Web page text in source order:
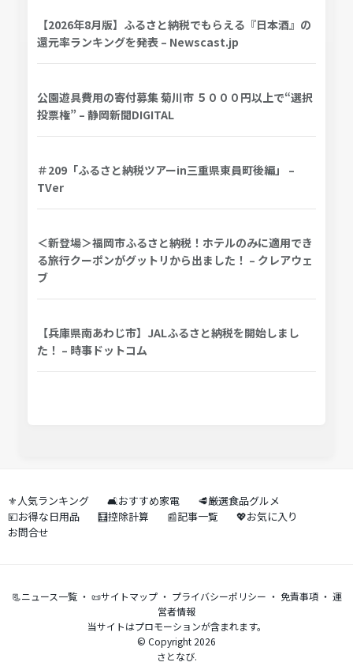
【2026年8月版】ふるさと納税でもらえる『日本酒』の
還元率ランキングを発表 – Newscast.jp
公園遊具費用の寄付募集 菊川市 ５０００円以上で“選択
投票権” – 静岡新聞DIGITAL
＃209「ふるさと納税ツアーin三重県東員町後編」 –
TVer
＜新登場＞福岡市ふるさと納税！ホテルのみに適用でき
る旅行クーポンがグットリから出ました！ – クレアウェ
ブ
【兵庫県南あわじ市】JALふるさと納税を開始しまし
た！ – 時事ドットコム
⚜️人気ランキング 🛋️おすすめ家電
🥩厳選食品グルメ
💴お得な日用品
🧮控除計算 📰記事一覧
💖お気に入り
お問合せ
📃ニュース一覧・ 📜サイトマップ・ プライバシーポリシー ・ 免責事項・ 運
営者情報
当サイトはプロモーションが含まれます。
© Copyright 2026
さとなび.